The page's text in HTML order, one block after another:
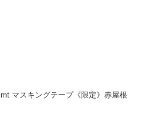
mt マスキングテープ《限定》赤屋根